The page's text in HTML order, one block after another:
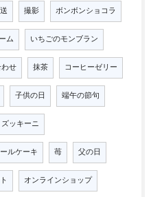
撮影 ボンボンショコラ
ム いちごのモンブラン
せ 抹茶 コーヒーゼリー
子供の日 端午の節句
ズッキーニ
ルケーキ 苺 父の日
オンラインショップ